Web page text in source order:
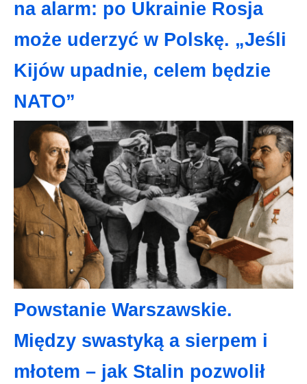
na alarm: po Ukrainie Rosja
może uderzyć w Polskę. „Jeśli
Kijów upadnie, celem będzie
NATO”
Powstanie Warszawskie.
Między swastyką a sierpem i
młotem – jak Stalin pozwolił